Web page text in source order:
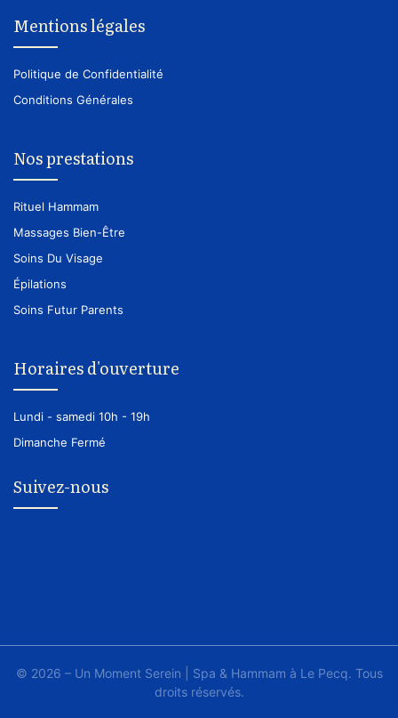
Mentions légales
Politique de Confidentialité
Conditions Générales
Nos prestations
Rituel Hammam
Massages Bien-Être
Soins Du Visage
Épilations
Soins Futur Parents
Horaires d'ouverture
Lundi - samedi 10h - 19h
Dimanche Fermé
Suivez-nous
© 2026 – Un Moment Serein | Spa & Hammam à Le Pecq. Tous
droits réservés.